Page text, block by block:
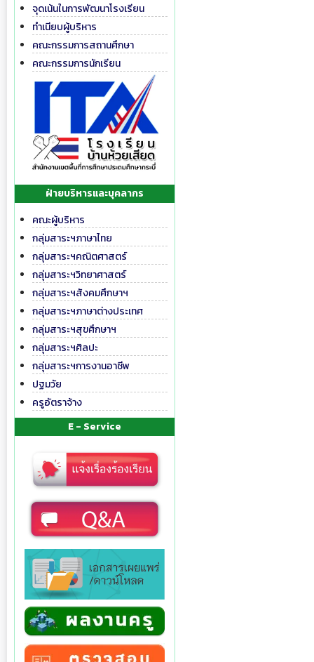
จุดเน้นในการพัฒนาโรงเรียน
ทำเนียบผู้บริหาร
คณะกรรมการสถานศึกษา
คณะกรรมการนักเรียน
ฝ่ายบริหารและบุคลากร
คณะผู้บริหาร
กลุ่มสาระฯภาษาไทย
กลุ่มสาระฯคณิตศาสตร์
กลุ่มสาระฯวิทยาศาสตร์
กลุ่มสาระฯสังคมศึกษาฯ
กลุ่มสาระฯภาษาต่างประเทศ
กลุ่มสาระฯสุขศึกษาฯ
กลุ่มสาระฯศิลปะ
กลุ่มสาระฯการงานอาชีพ
ปฐมวัย
ครูอัตราจ้าง
E - Service